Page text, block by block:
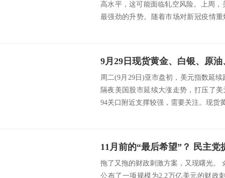
高水平，这可能面临轧空风险。上周
最强劲的升势。随着市场对新冠疫情
9月29日现货黄金、白银、原
周二(9月29日)亚市盘初，美元指数延
隔夜美国股市延续大涨走势，打压了
94关口附近支撑较强，需要关注。现货
拖了又拖的财政刺激方案，又现曙光。
公布了一项规模为2.2万亿美元的财政